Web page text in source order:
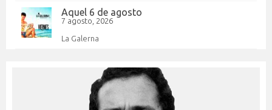
Aquel 6 de agosto
7 agosto, 2026
La Galerna